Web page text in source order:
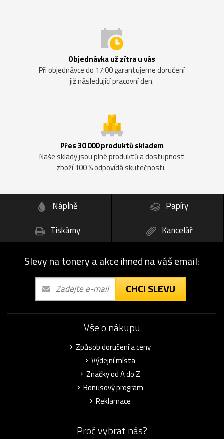
Objednávka už zítra u vás
Při objednávce do 17:00 garantujeme doručení
již následující pracovní den.
Přes 30 000 produktů skladem
Naše sklady jsou plné produktů a dostupnost
zboží 100 % odpovídá skutečnosti.
Náplně
Papíry
Tiskárny
Kancelář
Slevy na tonery a akce ihned na váš email:
CHCI SLEVU
Vše o nákupu
Způsob doručení a ceny
Výdejní místa
Značky od A do Z
Bonusový program
Reklamace
Proč vybrat nás?